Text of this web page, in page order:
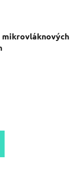
mikrovláknových